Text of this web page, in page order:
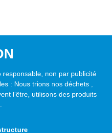
non par publicité
: Nous trions nos déchets ,
l’être, utilisons des produits